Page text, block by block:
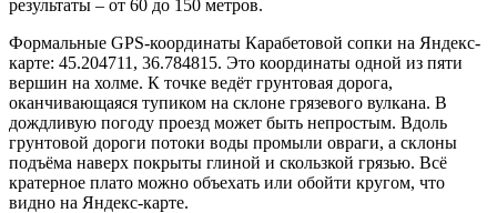
результаты – от 60 до 150 метров.
Формальные GPS-координаты Карабетовой сопки на Яндекс-
карте: 45.204711, 36.784815. Это координаты одной из пяти
вершин на холме. К точке ведёт грунтовая дорога,
оканчивающаяся тупиком на склоне грязевого вулкана. В
дождливую погоду проезд может быть непростым. Вдоль
грунтовой дороги потоки воды промыли овраги, а склоны
подъёма наверх покрыты глиной и скользкой грязью. Всё
кратерное плато можно объехать или обойти кругом, что
видно на Яндекс-карте.